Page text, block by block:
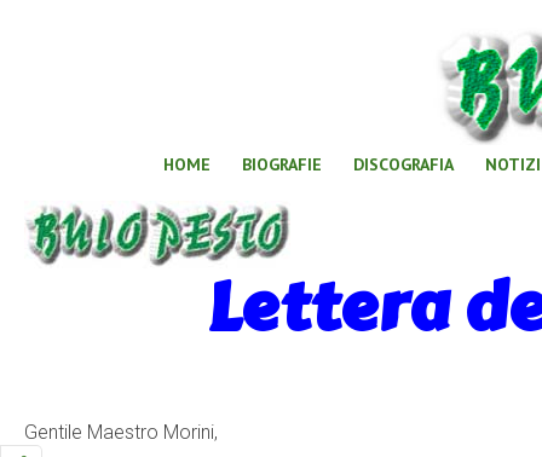
HOME BIOGRAFIE DISCOGRAFIA
Lettera
Gentile Maestro Morini,